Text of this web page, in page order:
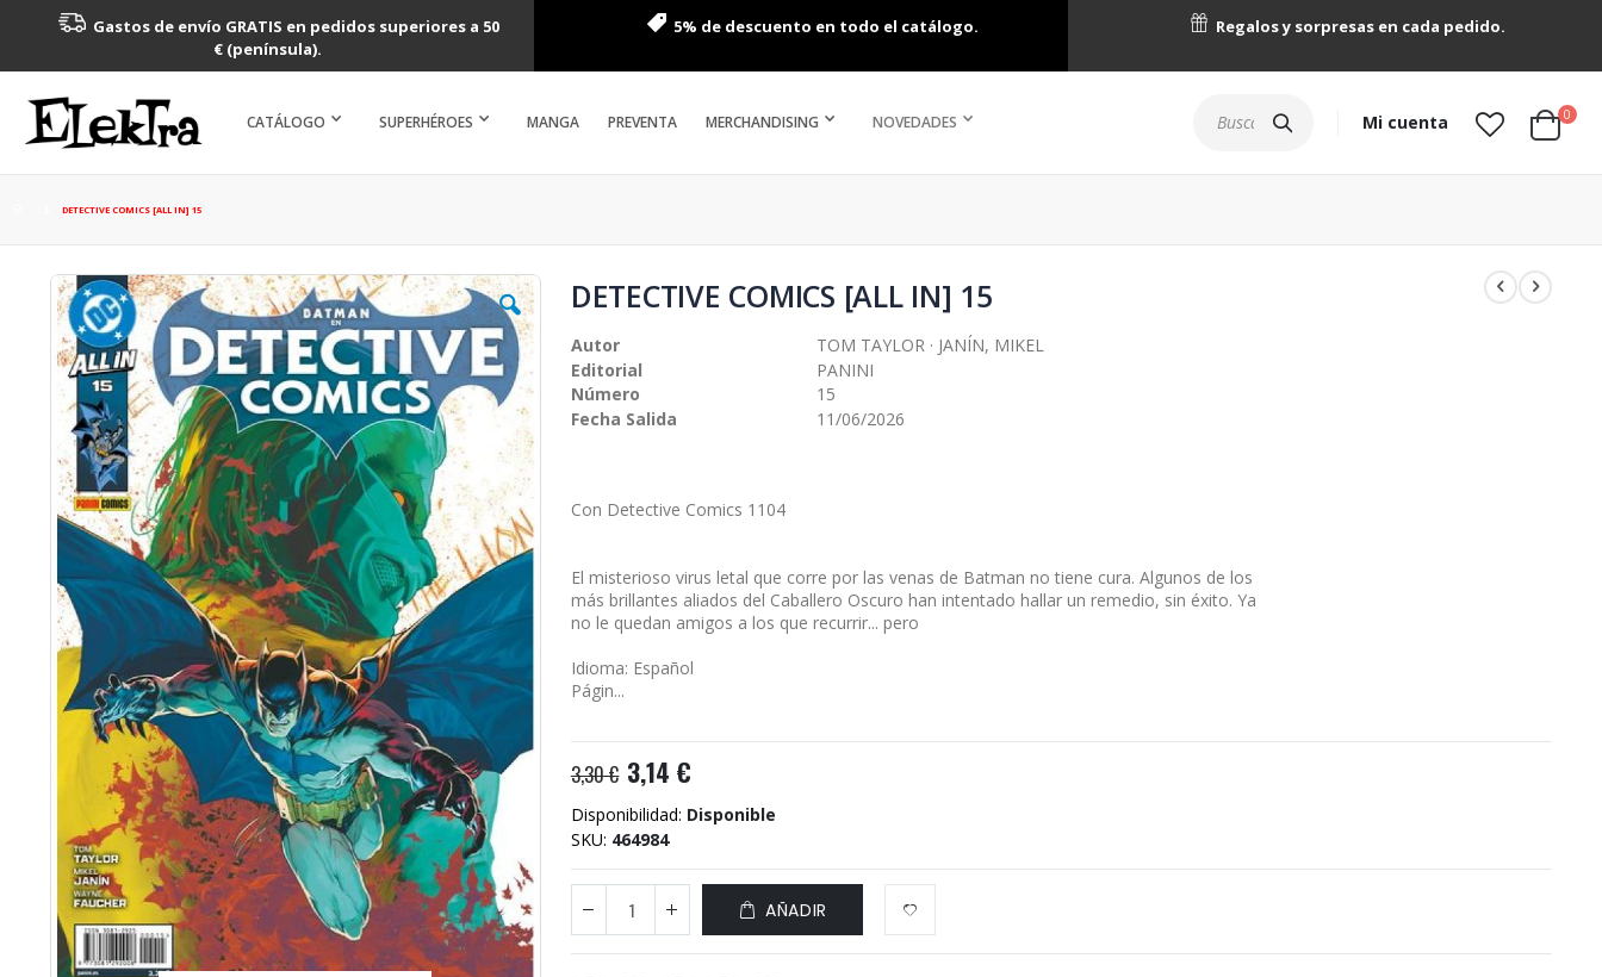
Gastos de envío GRATIS en pedidos superiores a 50
€ (península).
5% de descuento en todo el catálogo. Regalos y sorpresas en cada pedido.
CATÁLOGO SUPERHÉROES MANGA PREVENTA MERCHANDISING NOVEDADES Mi cuenta Cart
0
DETECTIVE COMICS [ALL IN] 15
Saltar
al
final
de
la
galería
imágenes
DETECTIVE COMICS [ALL IN] 15
Autor
TOM TAYLOR · JANÍN, MIKEL
Editorial
PANINI
Número
15
Fecha Salida
11/06/2026
Con Detective Comics 1104
El misterioso virus letal que corre por las venas de Batman no tiene cura. Algunos de los
más brillantes aliados del Caballero Oscuro han intentado hallar un remedio, sin éxito. Ya
no le quedan amigos a los que recurrir... pero
Idioma: Español
Págin...
3,30 € 3,14 €
Disponibilidad: Disponible
SKU 464984
AÑADIR